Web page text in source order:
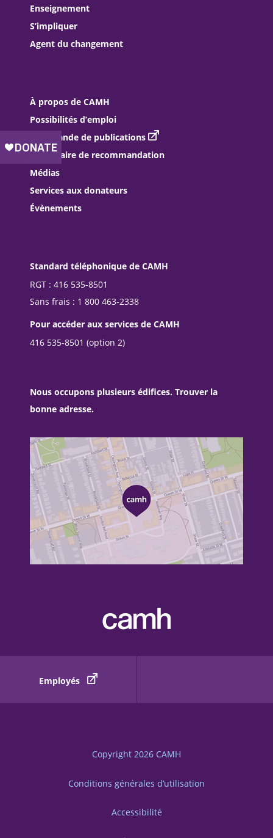
Enseignement
S’impliquer
Agent du changement
À propos de CAMH
Possibilités d’emploi
Commande de publications
Formulaire de recommandation
Médias
Services aux donateurs
Évènements
Standard téléphonique de CAMH
RGT : 416 535-8501
Sans frais : 1 800 463-2338
Pour accéder aux services de CAMH
416 535-8501 (option 2)
Nous occupons plusieurs édifices. Trouver la
bonne adresse.
Employés
Copyright 2026 CAMH
Conditions générales d’utilisation
Accessibilité